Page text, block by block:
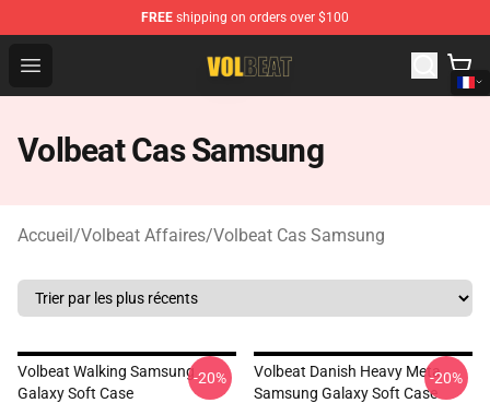
FREE shipping on orders over $100
Open menu
Volbeat Shop - Official Volbeat Merchandise Store
Volbeat Cas Samsung
Accueil/Volbeat Affaires/Volbeat Cas Samsung
Volbeat Walking Samsung
Galaxy Soft Case
-20%
Volbeat Danish Heavy Meta
Samsung Galaxy Soft Case
-20%